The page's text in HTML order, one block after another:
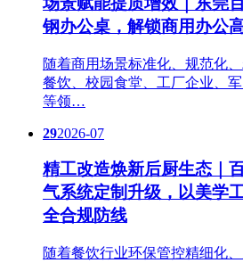
钢办公桌，解锁商用办公
随着商用场景标准化、规范化
餐饮、校园食堂、工厂企业、
等领…
292026-07
精工改造焕新后厨生态｜
气系统定制升级，以美学
全合规防线
随着餐饮行业环保管控精细化